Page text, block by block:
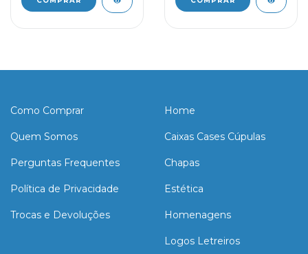
Como Comprar
Quem Somos
Perguntas Frequentes
Política de Privacidade
Trocas e Devoluções
Home
Caixas Cases Cúpulas
Chapas
Estética
Homenagens
Logos Letreiros